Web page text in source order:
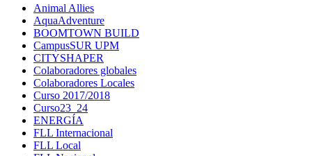
Animal Allies
AquaAdventure
BOOMTOWN BUILD
CampusSUR UPM
CITYSHAPER
Colaboradores globales
Colaboradores Locales
Curso 2017/2018
Curso23_24
ENERGÍA
FLL Internacional
FLL Local